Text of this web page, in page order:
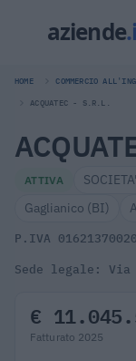
HOME COMMERCIO
ACQUATEC - S.R.L.
ATTIVA
Gaglianico (BI)
P.IVA 01621370020
Sede legale: Via
€
Fatturato 2025